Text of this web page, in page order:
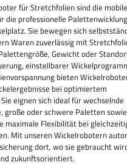
für Stretchfolien sind die
die professionelle
Sie bewegen sich
Waren zuverlässig mit
Gewicht oder
einstellbarer
bieten
bei optimiertem
eignen sich ideal für wechselnde
große oder schwere Paletten
maximale Flexibilität bei
Mit unseren Wickelrobotern
dort, wo sie gebraucht
zukunftsorientiert.